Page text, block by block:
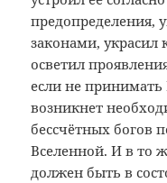
предопределения,
законами,
осветил
если не принимать
возникнет
бессчётных богов
Вселенной. И в то
должен быть в